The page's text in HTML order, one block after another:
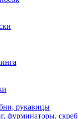
рукавицы
фурминаторы,